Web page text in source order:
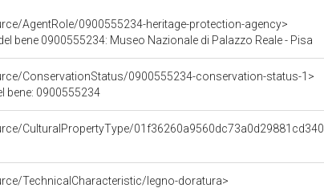
AgentRole/0900555234-heritage-protection-agency>
bene 0900555234: Museo Nazionale di Palazzo Reale - Pisa
ConservationStatus/0900555234-conservation-status-1>
bene: 0900555234
CulturalPropertyType/
TechnicalCharacteristic/legno-doratura>